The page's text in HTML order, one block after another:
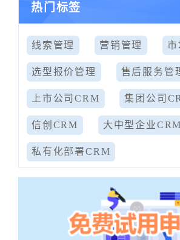
热门标签
线索管理 营销管理 市
选型报价管理 售后服务管
上市公司CRM 集团公司
信创CRM 大中型企业CRM
私有化部署CRM